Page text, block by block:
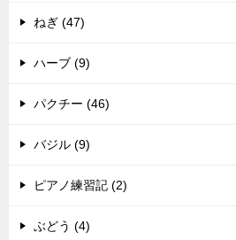
ねぎ (47)
ハーブ (9)
パクチー (46)
バジル (9)
ピアノ練習記 (2)
ぶどう (4)